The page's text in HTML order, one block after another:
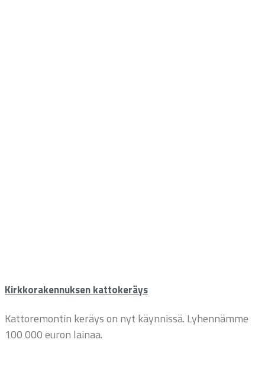
Kirkkorakennuksen kattokeräys
Kattoremontin keräys on nyt käynnissä. Lyhennämme
100 000 euron lainaa.